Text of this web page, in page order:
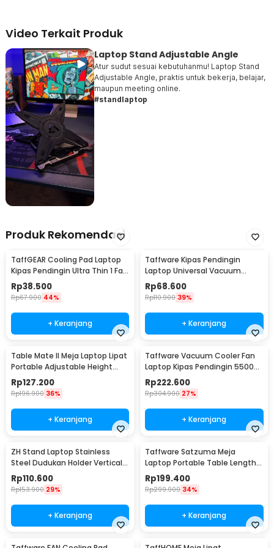
Video Terkait Produk
Laptop Stand Adjustable Angle
Atur sudut sesuai kebutuhanmu! Laptop Stand
Adjustable Angle, praktis untuk bekerja, belajar,
maupun meeting online.
#standlaptop
Produk Rekomendasi
TaffGEAR Cooling Pad Laptop
Kipas Pendingin Ultra Thin 1 Fan
14 Inch - V19
Rp38.500
Rp67.900 44%
+ Keranjang
Taffware Kipas Pendingin
Laptop Universal Vacuum
Cooler 3000RPM 2W 5V - ICE
FANIII
Rp68.600
Rp110.900 39%
+ Keranjang
Table Mate II Meja Laptop Lipat
Portable Adjustable Height
51x39.5cm - TM2
Rp127.200
Rp196.900 36%
+ Keranjang
Taffware Vacuum Cooler Fan
Laptop Kipas Pendingin 5500
RPM 5V - LC06
Rp222.600
Rp304.900 27%
+ Keranjang
ZH Stand Laptop Stainless
Steel Dudukan Holder Vertical
Gravity - ZH005
Rp110.600
Rp153.900 29%
+ Keranjang
Taffware Satzuma Meja
Laptop Portable Table Length
42x26cm - Z19
Rp199.400
Rp299.900 34%
+ Keranjang